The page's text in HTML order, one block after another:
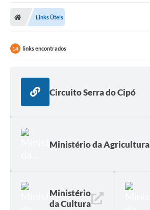
Ouvidoria
Legislação
Carta de Serviços
Serviços Online
Links Úteis
14 links encontrados
Circuito Serra do Cipó
Ministério da Agricultura
Ministério
da Cultura